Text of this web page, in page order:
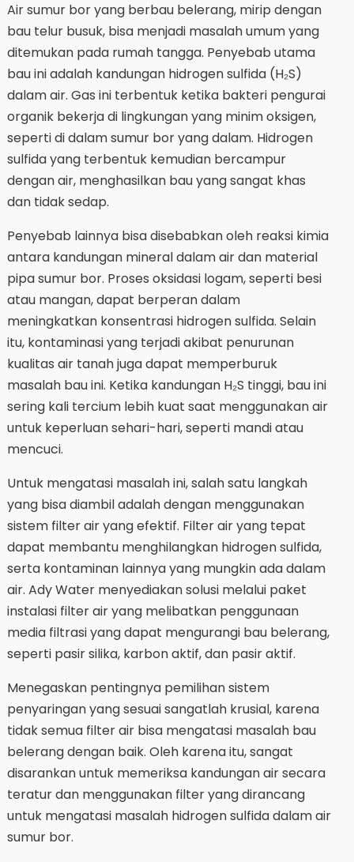
Air sumur bor yang berbau belerang, mirip dengan
bau telur busuk, bisa menjadi masalah umum yang
ditemukan pada rumah tangga. Penyebab utama
bau ini adalah kandungan hidrogen sulfida (H₂S)
dalam air. Gas ini terbentuk ketika bakteri pengurai
organik bekerja di lingkungan yang minim oksigen,
seperti di dalam sumur bor yang dalam. Hidrogen
sulfida yang terbentuk kemudian bercampur
dengan air, menghasilkan bau yang sangat khas
dan tidak sedap.
Penyebab lainnya bisa disebabkan oleh reaksi kimia
antara kandungan mineral dalam air dan material
pipa sumur bor. Proses oksidasi logam, seperti besi
atau mangan, dapat berperan dalam
meningkatkan konsentrasi hidrogen sulfida. Selain
itu, kontaminasi yang terjadi akibat penurunan
kualitas air tanah juga dapat memperburuk
masalah bau ini. Ketika kandungan H₂S tinggi, bau ini
sering kali tercium lebih kuat saat menggunakan air
untuk keperluan sehari-hari, seperti mandi atau
mencuci.
Untuk mengatasi masalah ini, salah satu langkah
yang bisa diambil adalah dengan menggunakan
sistem filter air yang efektif. Filter air yang tepat
dapat membantu menghilangkan hidrogen sulfida,
serta kontaminan lainnya yang mungkin ada dalam
air. Ady Water menyediakan solusi melalui paket
instalasi filter air yang melibatkan penggunaan
media filtrasi yang dapat mengurangi bau belerang,
seperti pasir silika, karbon aktif, dan pasir aktif.
Menegaskan pentingnya pemilihan sistem
penyaringan yang sesuai sangatlah krusial, karena
tidak semua filter air bisa mengatasi masalah bau
belerang dengan baik. Oleh karena itu, sangat
disarankan untuk memeriksa kandungan air secara
teratur dan menggunakan filter yang dirancang
untuk mengatasi masalah hidrogen sulfida dalam air
sumur bor.